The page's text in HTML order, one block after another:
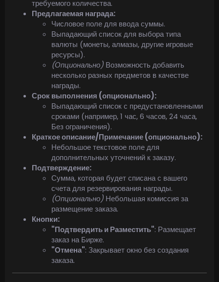
требуемого количества.
Предлагаемая награда:
Числовое поле для ввода суммы.
Выпадающий список для выбора типа
валюты (монеты, алмазы, другие игровые
ресурсы).
(Опционально) Возможность добавить
несколько разных предметов в качестве
награды.
Срок выполнения (опционально):
Выпадающий список с предустановленными
сроками (например, 1 час, 6 часов, 24 часа,
Без ограничения).
Краткое описание/Примечание (опционально):
Небольшое текстовое поле для
дополнительных уточнений к заказу.
Подтверждение:
Сумма, которая будет списана с вашего
счета для резервирования награды.
(Опционально) Небольшая комиссия за
размещение заказа.
Кнопки:
"Подтвердить и Разместить": Размещает
заказ на Бирже.
"Отмена": Закрывает окно без создания
заказа.